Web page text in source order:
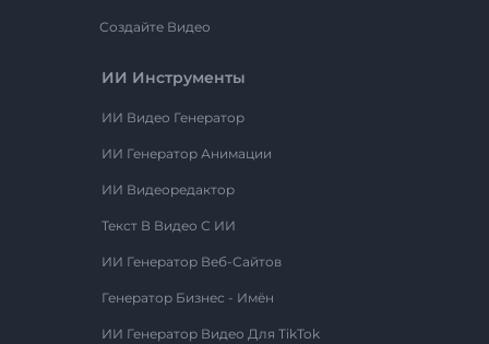
Создайте Видео
ИИ Инструменты
ИИ Видео Генератор
ИИ Генератор Анимации
ИИ Видеоредактор
Текст В Видео С ИИ
ИИ Генератор Веб-Сайтов
Генератор Бизнес - Имён
ИИ Генератор Видео Для TikTok